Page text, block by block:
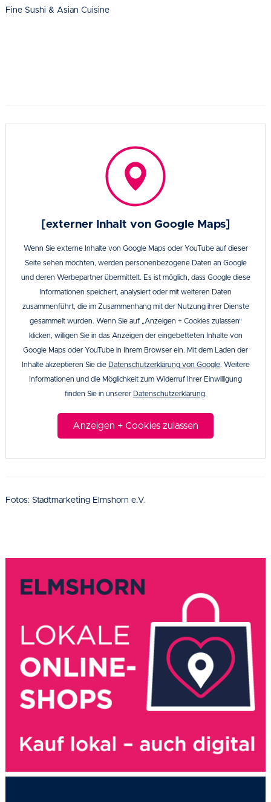
Fine Sushi & Asian Cuisine
[externer Inhalt von Google Maps]
Wenn Sie externe Inhalte von Google Maps oder YouTube auf dieser
Seite sehen möchten, werden personenbezogene Daten an Google
und deren Werbepartner übermittelt. Es ist möglich, dass Google diese
Informationen speichert, analysiert oder mit weiteren Daten
zusammenführt, die im Zusammenhang mit der Nutzung ihrer Dienste
gesammelt wurden. Wenn Sie auf „Anzeigen + Cookies zulassen“
klicken, willigen Sie in das Anzeigen der eingebetteten Inhalte von
Google Maps oder YouTube in Ihrem Browser ein. Mit dem Laden der
Inhalte akzeptieren Sie die Datenschutzerklärung von Google. Weitere
Informationen und die Möglichkeit zum Widerruf Ihrer Einwilligung
finden Sie in unserer Datenschutzerklärung.
Anzeigen + Cookies zulassen
Fotos: Stadtmarketing Elmshorn e.V.